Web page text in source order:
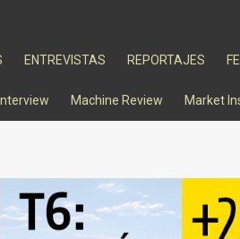
ENTREVISTAS REPORTAJES
Machine Review Market